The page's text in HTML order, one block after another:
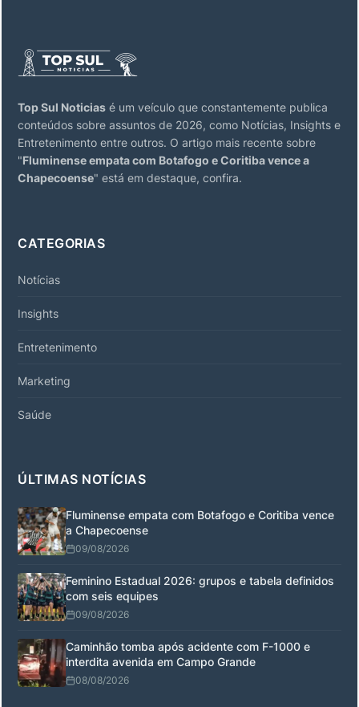
Top Sul Noticias é um veículo que constantemente publica
conteúdos sobre assuntos de 2026, como Notícias, Insights e
Entretenimento entre outros. O artigo mais recente sobre
"Fluminense empata com Botafogo e Coritiba vence a
Chapecoense" está em destaque, confira.
CATEGORIAS
Notícias
Insights
Entretenimento
Marketing
Saúde
ÚLTIMAS NOTÍCIAS
Fluminense empata com Botafogo e Coritiba vence
a Chapecoense
09/08/2026
Feminino Estadual 2026: grupos e tabela definidos
com seis equipes
09/08/2026
Caminhão tomba após acidente com F-1000 e
interdita avenida em Campo Grande
08/08/2026